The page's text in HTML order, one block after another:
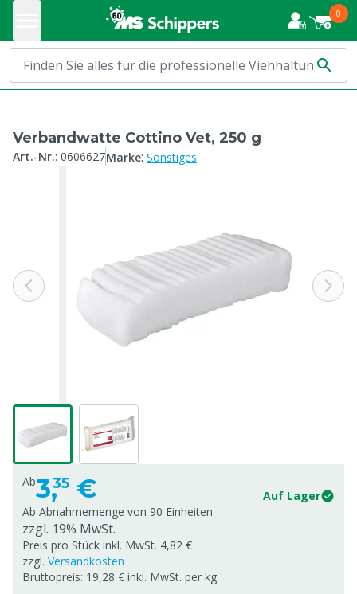
0
Verbandwatte Cottino Vet, 250 g
Art.-Nr.: 0606627Marke: Sonstiges
Ab3,35 €
Auf Lager
Ab Abnahmemenge von 90 Einheiten
zzgl. 19% MwSt.
Preis pro Stück inkl. MwSt. 4,82 €
zzgl. Versandkosten
Bruttopreis: 19,28 € inkl. MwSt. per kg